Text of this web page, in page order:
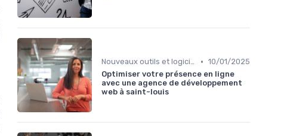
Nouveaux outils et logiciels • 10/01/2025
Optimiser votre présence en ligne
avec une agence de développement
web à saint-louis